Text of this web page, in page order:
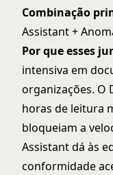
Combinação
Assistant +
Por que esses
intensiva em
organizações. O
horas de leitura
bloqueiam a
Assistant dá às
conformidade